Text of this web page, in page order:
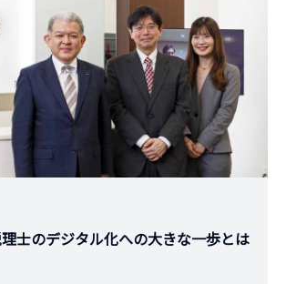
士のデジタル化への大きな一歩とは